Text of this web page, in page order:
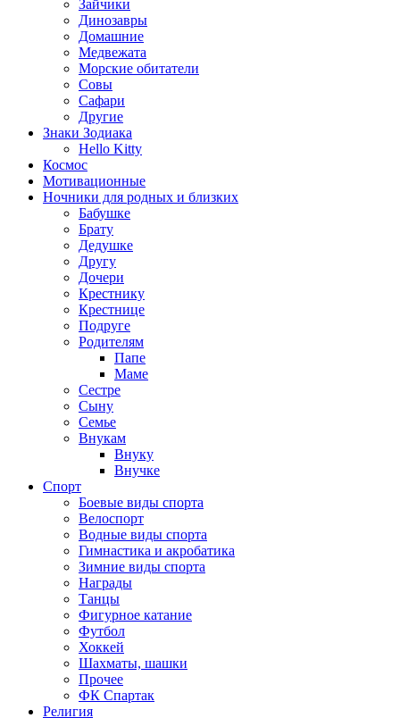
Зайчики
Динозавры
Домашние
Медвежата
Морские обитатели
Совы
Сафари
Другие
Знаки Зодиака
Hello Kitty
Космос
Мотивационные
Ночники для родных и близких
Бабушке
Брату
Дедушке
Другу
Дочери
Крестнику
Крестнице
Подруге
Родителям
Папе
Маме
Сестре
Сыну
Семье
Внукам
Внуку
Внучке
Спорт
Боевые виды спорта
Велоспорт
Водные виды спорта
Гимнастика и акробатика
Зимние виды спорта
Награды
Танцы
Фигурное катание
Футбол
Хоккей
Шахматы, шашки
Прочее
ФК Спартак
Религия